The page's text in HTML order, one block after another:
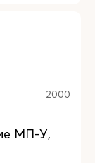
2000
МП-У,